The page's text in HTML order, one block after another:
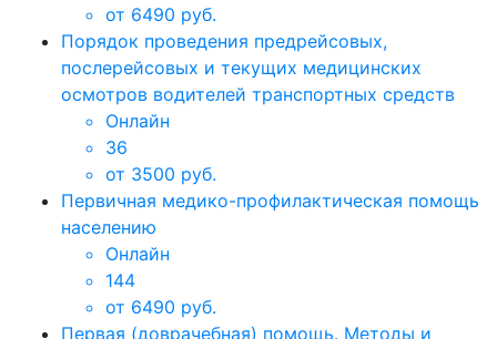
от 6490 руб.
Порядок проведения предрейсовых,
послерейсовых и текущих медицинских
осмотров водителей транспортных средств
Онлайн
36
от 3500 руб.
Первичная медико-профилактическая помощь
населению
Онлайн
144
от 6490 руб.
Первая (доврачебная) помощь. Методы и